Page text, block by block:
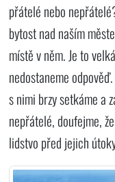
přátelé nebo
bytost nad naším
místě v něm. Je to
nedostaneme
s nimi brzy setkáme a
nepřátelé, doufejme,
lidstvo před jejich